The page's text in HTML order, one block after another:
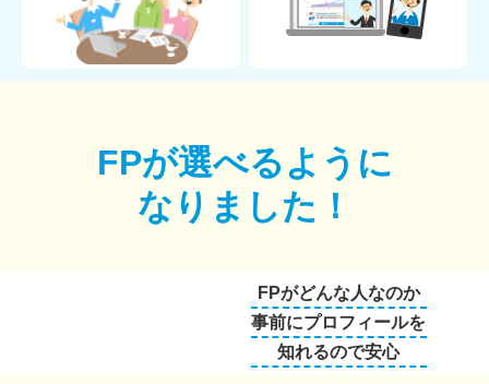
FPが選べるように
なりました！
FPがどんな人なのか
事前にプロフィールを
知れるので安心